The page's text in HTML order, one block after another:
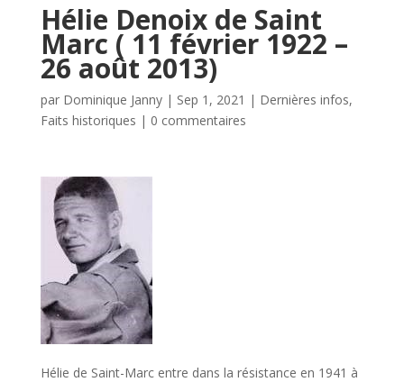
Hélie Denoix de Saint
Marc ( 11 février 1922 –
26 août 2013)
par Dominique Janny| Sep 1, 2021 | Dernières infos,
Faits historiques | 0 commentaires
Hélie de Saint-Marc entre dans la résistance en 1941 à